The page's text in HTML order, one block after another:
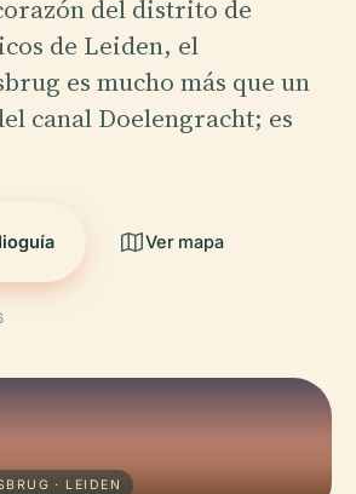
del distrito de
de Leiden, el
es mucho más que un
canal Doelengracht; es
Ver mapa
· LEIDEN